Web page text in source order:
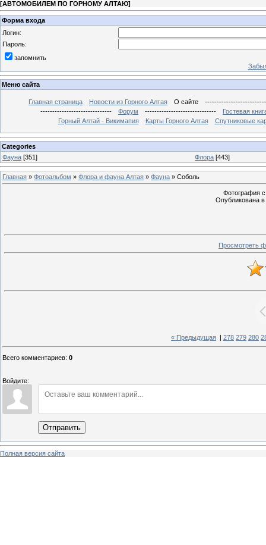
[АВТОМОБИЛЕМ ПО ГОРНОМУ АЛТАЮ]
Форма входа
Логин:
Пароль:
запомнить
Меню сайта
Главная страница Новости из Горного Алтая О сайте
------------------------------
Форум ------------------------------
Гостевая
Горный Алтай - Викимапия
Карты Горного Алтая Спутниковые
Categories
Фауна [351] Флора [443]
Главная » Фотоальбом » Флора и фауна Алтая » Фауна » Соболь
Фотография
Опубликована в
Просмотреть
« Предыдущая 278 279 280
Всего комментариев: 0
Войдите:
Отправить
Полная версия сайта